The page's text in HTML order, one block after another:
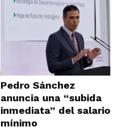
Pedro Sánchez
anuncia una “subida
inmediata” del salario
mínimo